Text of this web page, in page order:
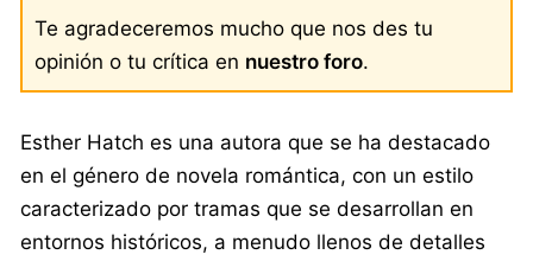
Te agradeceremos mucho que nos des tu
opinión o tu crítica en nuestro foro.
Esther Hatch es una autora que se ha destacado
en el género de novela romántica, con un estilo
caracterizado por tramas que se desarrollan en
entornos históricos, a menudo llenos de detalles